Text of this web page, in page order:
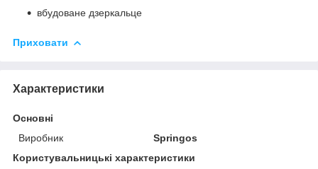
вбудоване дзеркальце
Приховати
Характеристики
Основні
Виробник
Springos
Користувальницькі характеристики